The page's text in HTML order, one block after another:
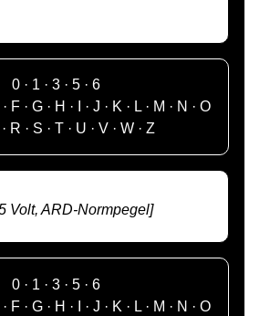
0· 1 · 3· 5· 6
· F ·G · H · ·J · K · L · M · N ·O
R · S · T· U · V· W· Z
Volt, ARD-Normpegel]
0· 1 · 3· 5· 6
· F ·G · H · ·J · K · L · M · N ·O